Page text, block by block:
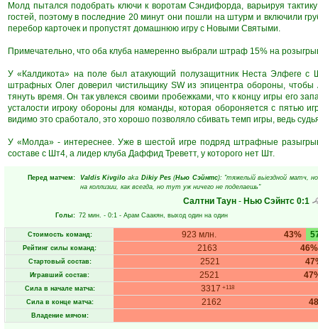
Молд пытался подобрать ключи к воротам Сэндифорда, варьируя
гостей, поэтому в последние 20 минут они пошли на штурм и включили
перебор карточек и пропустят домашнюю игру с Новыми Святыми.
Примечательно, что оба клуба намеренно выбрали штраф 15% на
У «Калдикота» на поле был атакующий полузащитник Неста Элфеге с
штрафных Олег доверил чистильщику SW из эпицентра обороны,
тянуть время. Он так увлекся своими пробежками, что к концу игры его
усталости игроку обороны для команды, которая обороняется с пятью
видимо это сработало, это хорошо позволяло сбивать темп игры, ведь
У «Молда» - интереснее. Уже в шестой игре подряд штрафные
составе с Шт4, а лидер клуба Даффид Треветт, у которого нет Шт.
Перед матчем: Valdis Kivgilo aka Dikiy Pes (Нью Сэйнтс): "тяжельій вьіездной матч,
на коллизии, как всегда, но тут уж ничего не поделаешь"
Салтни Таун - Нью Сэйнтс 0:1
Голы: 72 мин. - 0:1 - Арам Саакян, выход один на один
Стоимость команд: 43%
923 млн.
Рейтинг силы команд: 46%
2163
Стартовый состав: 2521
Игравший состав: 2521
Сила в начале матча: 3317 +118
Сила в конце матча: 2162
Владение мячом: